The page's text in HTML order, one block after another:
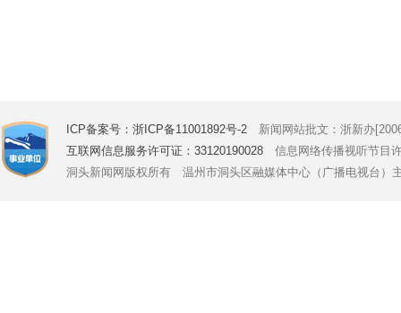
ICP备案号：浙ICP备11001892号-2 新闻网站批文：浙新办
互联网信息服务许可证：33120190028 信息网络传播视听节目
洞头新闻网版权所有 温州市洞头区融媒体中心（广播电视台）